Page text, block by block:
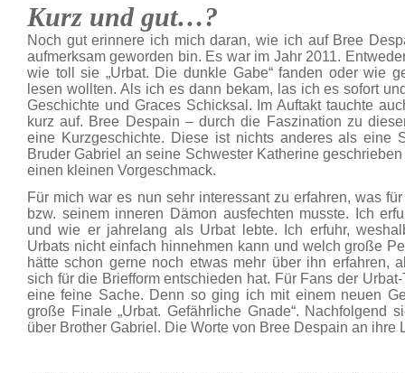
Kurz und gut…?
Noch gut erinnere ich mich daran, wie ich auf Bree
aufmerksam geworden bin. Es war im Jahr 2011.
wie toll sie „Urbat. Die dunkle Gabe“ fanden oder wie
lesen wollten. Als ich es dann bekam, las ich es sofort
Geschichte und Graces Schicksal. Im Auftakt tauchte
kurz auf. Bree Despain – durch die Faszination zu
eine Kurzgeschichte. Diese ist nichts anderes als eine
Bruder Gabriel an seine Schwester Katherine
einen kleinen Vorgeschmack.
Für mich war es nun sehr interessant zu erfahren, was
bzw. seinem inneren Dämon ausfechten musste. Ich
und wie er jahrelang als Urbat lebte. Ich erfuhr,
Urbats nicht einfach hinnehmen kann und welch große
hätte schon gerne noch etwas mehr über ihn erfahren,
sich für die Briefform entschieden hat. Für Fans der
eine feine Sache. Denn so ging ich mit einem neuen
große Finale „Urbat. Gefährliche Gnade“. Nachfolgend
über Brother Gabriel. Die Worte von Bree Despain an ihre